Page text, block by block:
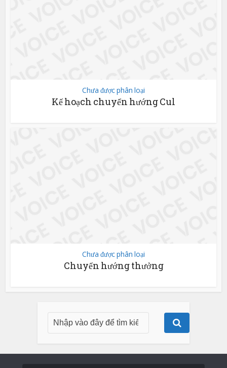
Chưa được phân loại
Kế hoạch chuyển hướng Cul
Chưa được phân loại
Chuyển hướng thưởng